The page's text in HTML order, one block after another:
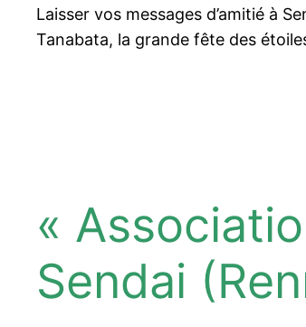
Laisser vos messages d’amitié à
Tanabata, la grande fête des
«
Sendai